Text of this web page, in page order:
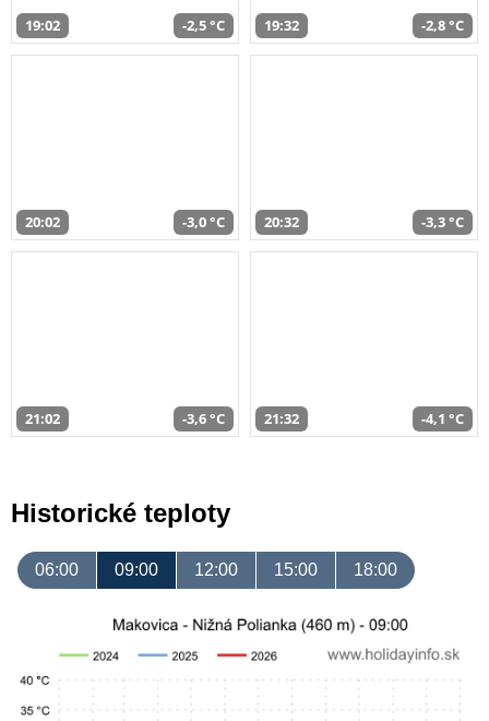
19:02 -2,5 °C 19:32 -2,8 °C
20:02 -3,0 °C 20:32 -3,3 °C
21:02 -3,6 °C 21:32 -4,1 °C
Historické teploty
06:00 09:00 12:00 15:00 18:00